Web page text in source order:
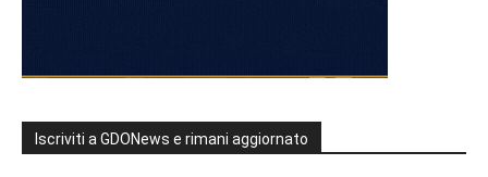
Iscriviti a GDONews e rimani aggiornato